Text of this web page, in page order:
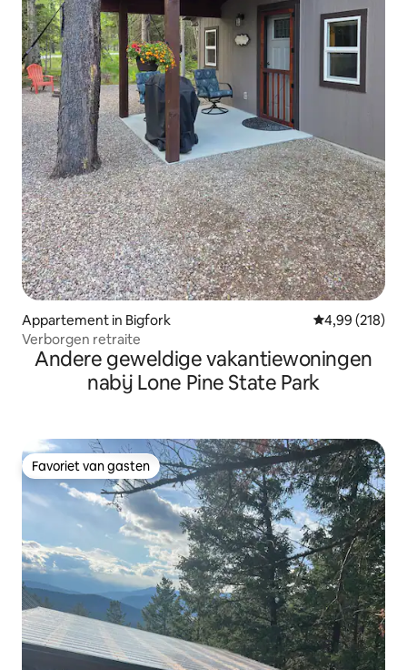
Appartement in Bigfork Gemiddelde
4,99 (218)
Verborgen retraite
Andere geweldige vakantiewoningen
nabij Lone Pine State Park
Favoriet van gasten
Favoriet van gasten